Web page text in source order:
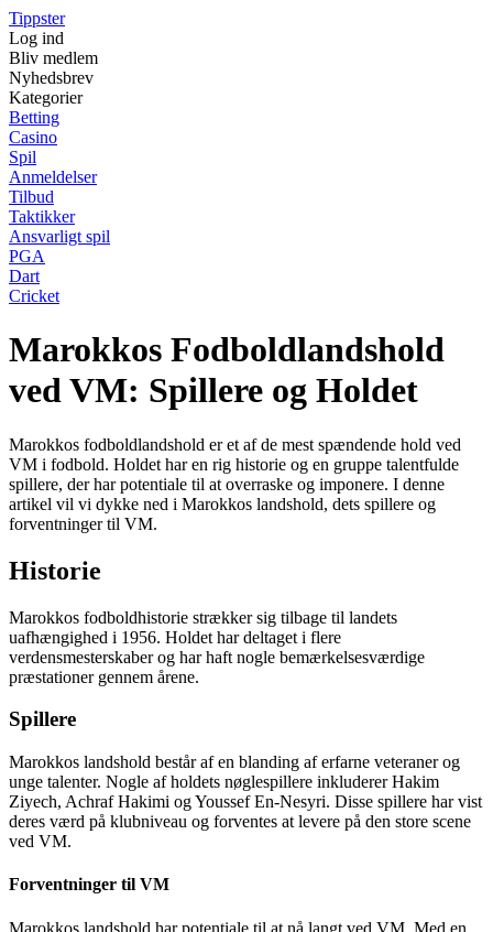
Tippster
Log ind
Bliv medlem
Nyhedsbrev
Kategorier
Betting
Casino
Spil
Anmeldelser
Tilbud
Taktikker
Ansvarligt spil
PGA
Dart
Cricket
Marokkos Fodboldlandshold
ved VM: Spillere og Holdet
Marokkos fodboldlandshold er et af de mest spændende hold ved
VM i fodbold. Holdet har en rig historie og en gruppe talentfulde
spillere, der har potentiale til at overraske og imponere. I denne
artikel vil vi dykke ned i Marokkos landshold, dets spillere og
forventninger til VM.
Historie
Marokkos fodboldhistorie strækker sig tilbage til landets
uafhængighed i 1956. Holdet har deltaget i flere
verdensmesterskaber og har haft nogle bemærkelsesværdige
præstationer gennem årene.
Spillere
Marokkos landshold består af en blanding af erfarne veteraner og
unge talenter. Nogle af holdets nøglespillere inkluderer Hakim
Ziyech, Achraf Hakimi og Youssef En-Nesyri. Disse spillere har vist
deres værd på klubniveau og forventes at levere på den store scene
ved VM.
Forventninger til VM
Marokkos landshold har potentiale til at nå langt ved VM. Med en